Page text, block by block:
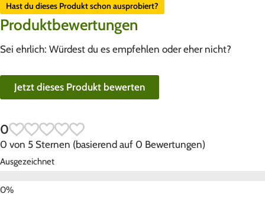
Hast du dieses Produkt schon ausprobiert?
Produktbewertungen
Sei ehrlich: Würdest du es empfehlen oder eher nicht?
Jetzt dieses Produkt bewerten
0
0 von 5 Sternen (basierend auf 0 Bewertungen)
Ausgezeichnet